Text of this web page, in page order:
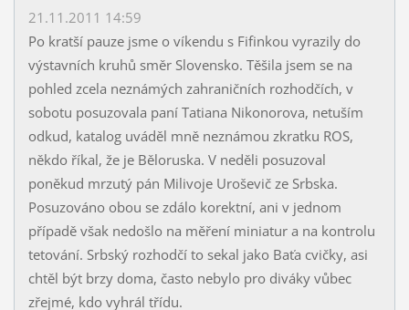
21.11.2011 14:59
Po kratší pauze jsme o víkendu s Fifinkou vyrazily do
výstavních kruhů směr Slovensko. Těšila jsem se na
pohled zcela neznámých zahraničních rozhodčích, v
sobotu posuzovala paní Tatiana Nikonorova, netuším
odkud, katalog uváděl mně neznámou zkratku ROS,
někdo říkal, že je Běloruska. V neděli posuzoval
poněkud mrzutý pán Milivoje Uroševič ze Srbska.
Posuzováno obou se zdálo korektní, ani v jednom
případě však nedošlo na měření miniatur a na kontrolu
tetování. Srbský rozhodčí to sekal jako Baťa cvičky, asi
chtěl být brzy doma, často nebylo pro diváky vůbec
zřejmé, kdo vyhrál třídu.